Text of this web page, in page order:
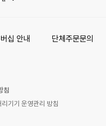
십 안내 단체주문문의
침
기기 운영관리 방침